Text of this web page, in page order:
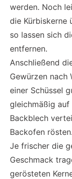
werden. Noch
die Kürbiskerne
so lassen sich
entfernen.
Anschließend
Gewürzen nach
einer Schüssel
gleichmäßig
Backblech
Backofen rösten.
Je frischer die
Geschmack
gerösteten